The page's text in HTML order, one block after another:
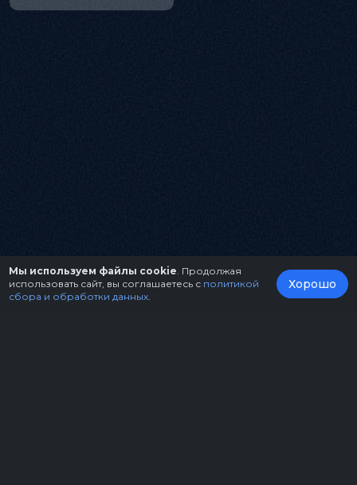
Мы используем файлы cookie . Продолжая
использовать сайт, вы соглашаетесь с политикой
сбора и обработки данных
Хорошо